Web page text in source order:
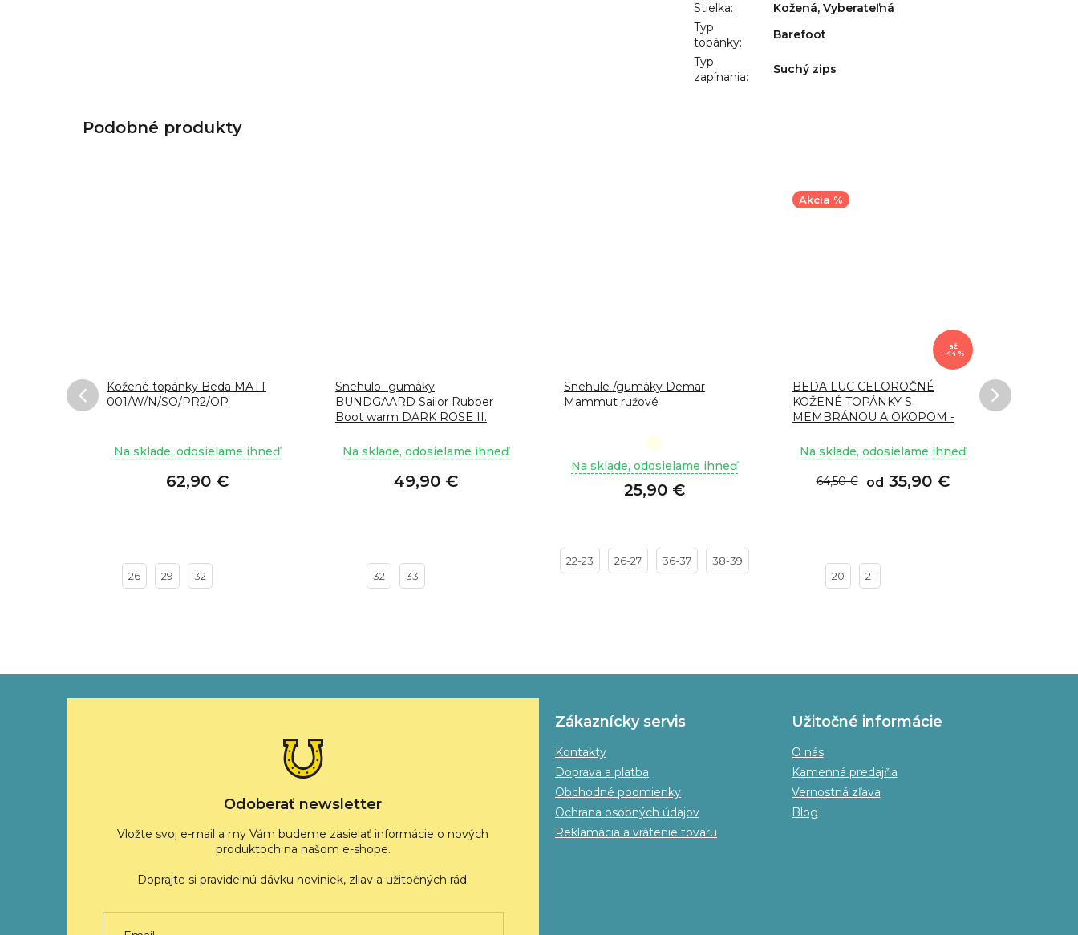
Stielka:
Kožená, Vyberateľná
Typ
topánky:
Barefoot
Typ
zapínania:
Suchý zips
Kožené topánky Beda MATT
001/W/N/SO/PR2/OP
Na sklade, odosielame ihneď
62,90 €
26 29 32
Snehulo- gumáky
BUNDGAARD Sailor Rubber
Boot warm DARK ROSE II.
Na sklade, odosielame ihneď
49,90 €
32 33
Snehule /gumáky Demar
Mammut ružové
hodnotenie
je
hviezdičiek.
Na sklade, odosielame ihneď
25,90 €
22-23 26-27 36-37 38-39
Akcia %
až
–44 %
BEDA LUC CELOROČNÉ
KOŽENÉ TOPÁNKY S
MEMBRÁNOU A OKOPOM -
Na sklade, odosielame ihneď
od 35,90 €
64,50 €
20 21
Odoberať newsletter
Vložte svoj e-mail a my Vám budeme zasielať informácie o nových
produktoch na našom e-shope.
Zákaznícky servis
Kontakty
Doprava a platba
Obchodné podmienky
Ochrana osobných údajov
Reklamácia a vrátenie tovaru
Užitočné informácie
O nás
Kamenná predajňa
Vernostná zľava
Blog